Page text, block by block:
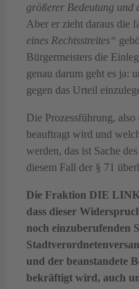
größerer Bedeutung und
Aber er zieht daraus die
eines Rechtsstreites“
Bürgermeisters die
genau darum geht es ja:
gegen das Urteil
Die Prozessführung,
beauftragt wird und
werden, das ist Sache
diesem Fall der § 71
Die Fraktion DIE
dass dieser
noch einzuberufenden
und der beanstandete
bekräftigt wird, auch